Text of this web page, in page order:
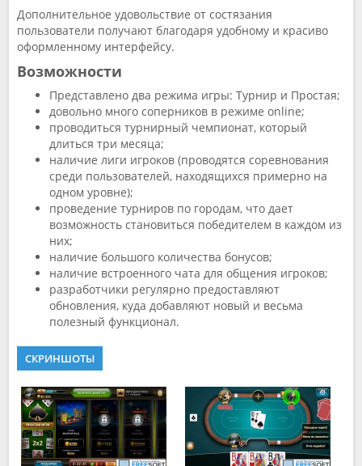
Дополнительное удовольствие от состязания
пользователи получают благодаря удобному и красиво
оформленному интерфейсу.
Возможности
Представлено два режима игры: Турнир и Простая;
довольно много соперников в режиме online;
проводиться турнирный чемпионат, который
длиться три месяца;
наличие лиги игроков (проводятся соревнования
среди пользователей, находящихся примерно на
одном уровне);
проведение турниров по городам, что дает
возможность становиться победителем в каждом из
них;
наличие большого количества бонусов;
наличие встроенного чата для общения игроков;
разработчики регулярно предоставляют
обновления, куда добавляют новый и весьма
полезный функционал.
СКРИНШОТЫ